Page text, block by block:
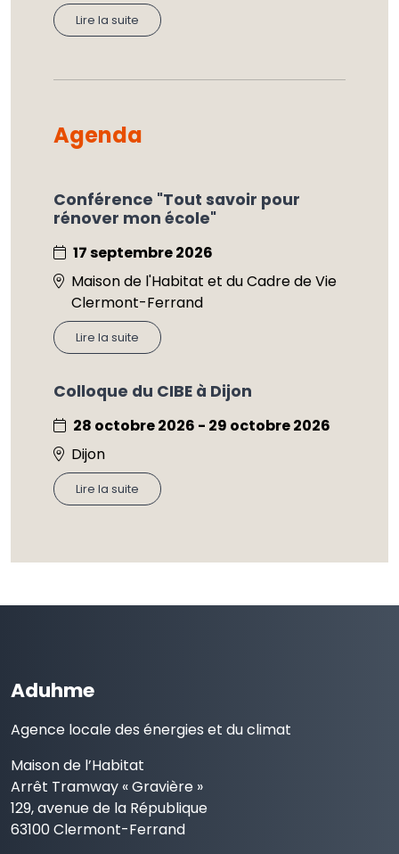
Lire la suite
Agenda
Conférence "Tout savoir pour
rénover mon école"
17 septembre 2026
Maison de l'Habitat et du Cadre de Vie
Clermont-Ferrand
Lire la suite
Colloque du CIBE à Dijon
28 octobre 2026 - 29 octobre 2026
Dijon
Lire la suite
Aduhme
Agence locale des énergies et du climat
Maison de l’Habitat
Arrêt Tramway « Gravière »
129, avenue de la République
63100 Clermont-Ferrand